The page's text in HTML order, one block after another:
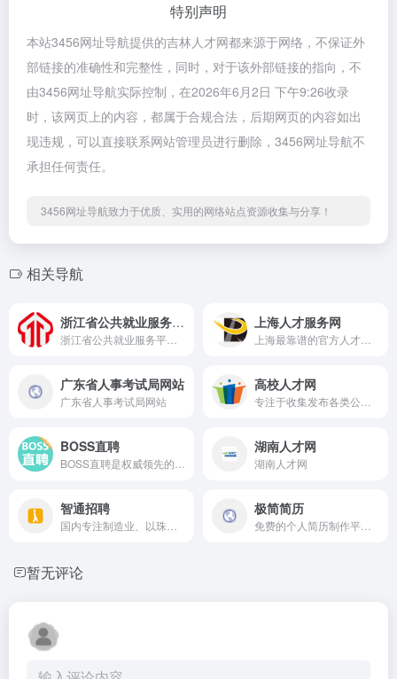
特别声明
本站3456网址导航提供的吉林人才网都来源于网络，不保证外
部链接的准确性和完整性，同时，对于该外部链接的指向，不
由3456网址导航实际控制，在2026年6月2日 下午9:26收录
时，该网页上的内容，都属于合规合法，后期网页的内容如出
现违规，可以直接联系网站管理员进行删除，3456网址导航不
承担任何责任。
3456网址导航致力于优质、实用的网络站点资源收集与分享！
相关导航
浙江省公共就业服务平台 上海人才服务网
广东省人事考试局网站
广东省人事考试局网站
高校人才网
BOSS直聘 湖南人才网
湖南人才网
智通招聘 极简简历
暂无评论